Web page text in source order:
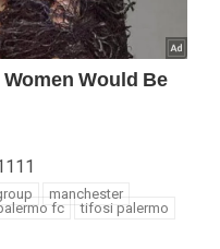
manchester
fc
tifosi palermo